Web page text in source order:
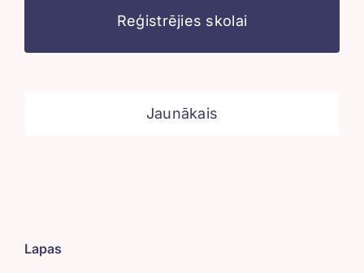
Reģistrējies skolai
Jaunākais
Lapas